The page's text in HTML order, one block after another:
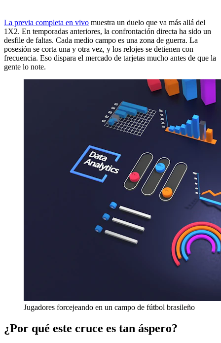
La previa completa en vivo muestra un duelo que va más allá del
1X2. En temporadas anteriores, la confrontación directa ha sido un
desfile de faltas. Cada medio campo es una zona de guerra. La
posesión se corta una y otra vez, y los relojes se detienen con
frecuencia. Eso dispara el mercado de tarjetas mucho antes de que la
gente lo note.
Jugadores forcejeando en un campo de fútbol brasileño
¿Por qué este cruce es tan áspero?